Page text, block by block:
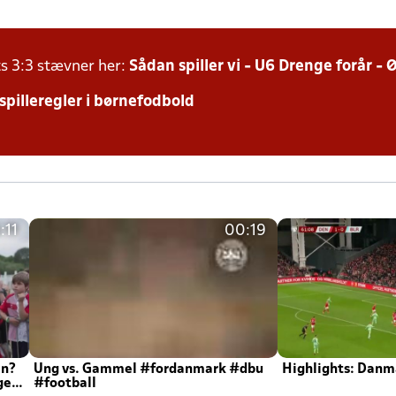
3:3 stævner her: Sådan spiller vi - U6 Drenge forår -
i børnefodbold
00:19
Ung vs. Gammel #fordanmark #dbu
#football
Highlights: